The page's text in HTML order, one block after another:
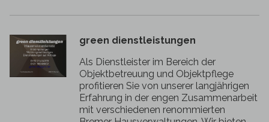
green dienstleistungen
Als Dienstleister im Bereich der
Objektbetreuung und Objektpflege
profitieren Sie von unserer langjährigen
Erfahrung in der engen Zusammenarbeit
mit verschiedenen renommierten